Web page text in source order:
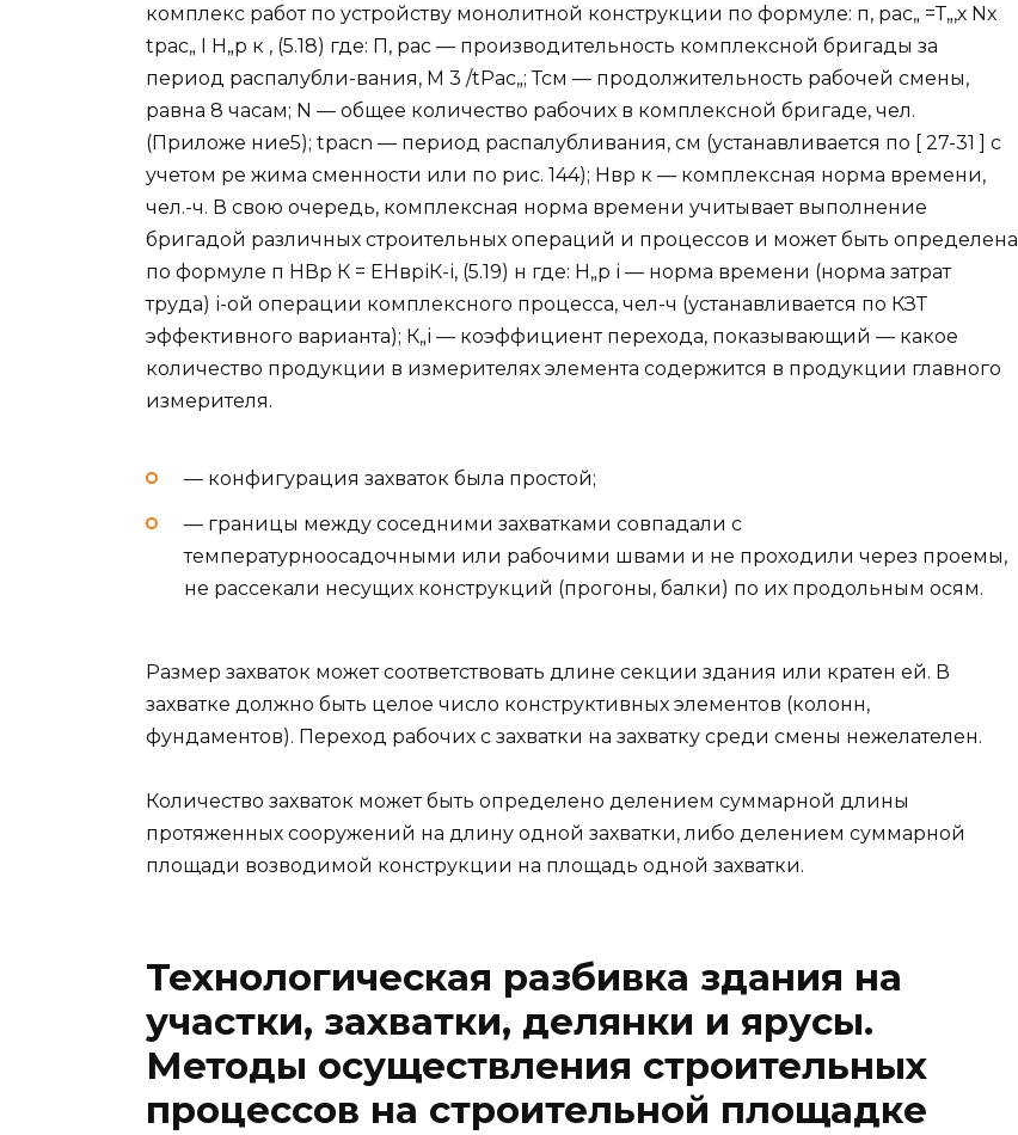
комплекс работ по устройству монолитной конструкции по формуле: п, рас„ =Т„,х Nx
tpac„ I Н„р к , (5.18) где: П, рас — производительность комплексной бригады за
период распалубли-вания, M 3 /tPac„; Тсм — продолжительность рабочей смены,
равна 8 часам; N — общее количество рабочих в комплексной бригаде, чел.
(Приложе ние5); tpacn — период распалубливания, см (устанавливается по [ 27-31 ] с
учетом ре жима сменности или по рис. 144); Нвр к — комплексная норма времени,
чел.-ч. В свою очередь, комплексная норма времени учитывает выполнение
бригадой различных строительных операций и процессов и может быть определена
по формуле п НВр К = ЕНвріК-і, (5.19) н где: Н„р і — норма времени (норма затрат
труда) і-ой операции комплексного процесса, чел-ч (устанавливается по КЗТ
эффективного варианта); К„і — коэффициент перехода, показывающий — какое
количество продукции в измерителях элемента содержится в продукции главного
измерителя.
— конфигурация захваток была простой;
— границы между соседними захватками совпадали с
температурноосадочными или рабочими швами и не проходили через проемы,
не рассекали несущих конструкций (прогоны, балки) по их продольным осям.
Размер захваток может соответствовать длине секции здания или кратен ей. В
захватке должно быть целое число конструктивных элементов (колонн,
фундаментов). Переход рабочих с захватки на захватку среди смены нежелателен.
Количество захваток может быть определено делением суммарной длины
протяженных сооружений на длину одной захватки, либо делением суммарной
площади возводимой конструкции на площадь одной захватки.
Технологическая разбивка здания на
участки, захватки, делянки и ярусы.
Методы осуществления строительных
процессов на строительной площадке